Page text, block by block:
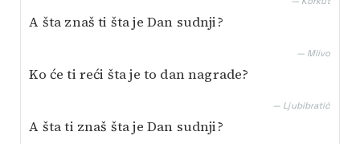
A šta znaš ti šta je Dan sudnji?
— Mlivo
Ko će ti reći šta je to dan nagrade?
— Ljubibratić
A šta ti znaš šta je Dan sudnji?